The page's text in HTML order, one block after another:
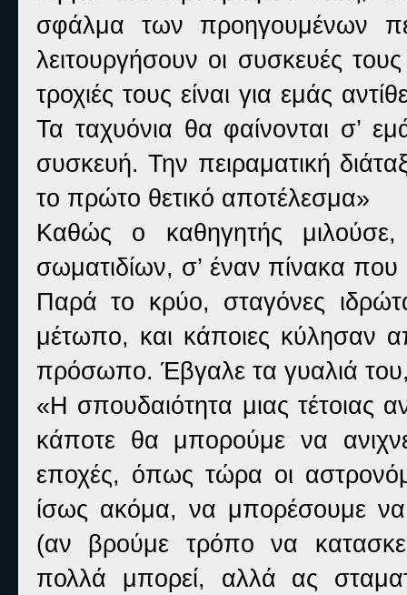
σφάλμα των προηγουμένων
λειτουργήσουν οι συσκευές
τροχιές τους είναι για εμάς
Τα ταχυόνια θα φαίνονται σ’
συσκευή. Την πειραματική
το πρώτο θετικό αποτέλεσμα»
Καθώς ο καθηγητής μιλούσε,
σωματιδίων, σ’ έναν πίνακα
Παρά το κρύο, σταγόνες
μέτωπο, και κάποιες κύλησαν
πρόσωπο. Έβγαλε τα γυαλιά
«Η σπουδαιότητα μιας τέτοιας
κάποτε θα μπορούμε να
εποχές, όπως τώρα οι
ίσως ακόμα, να μπορέσουμε να
(αν βρούμε τρόπο να
πολλά μπορεί, αλλά ας